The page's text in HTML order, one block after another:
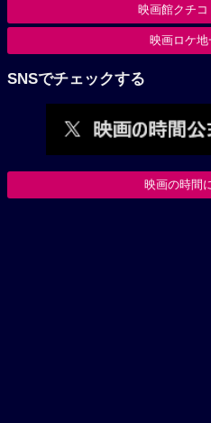
映画館クチ
映画ロケ
SNSでチェックする
映画の時間